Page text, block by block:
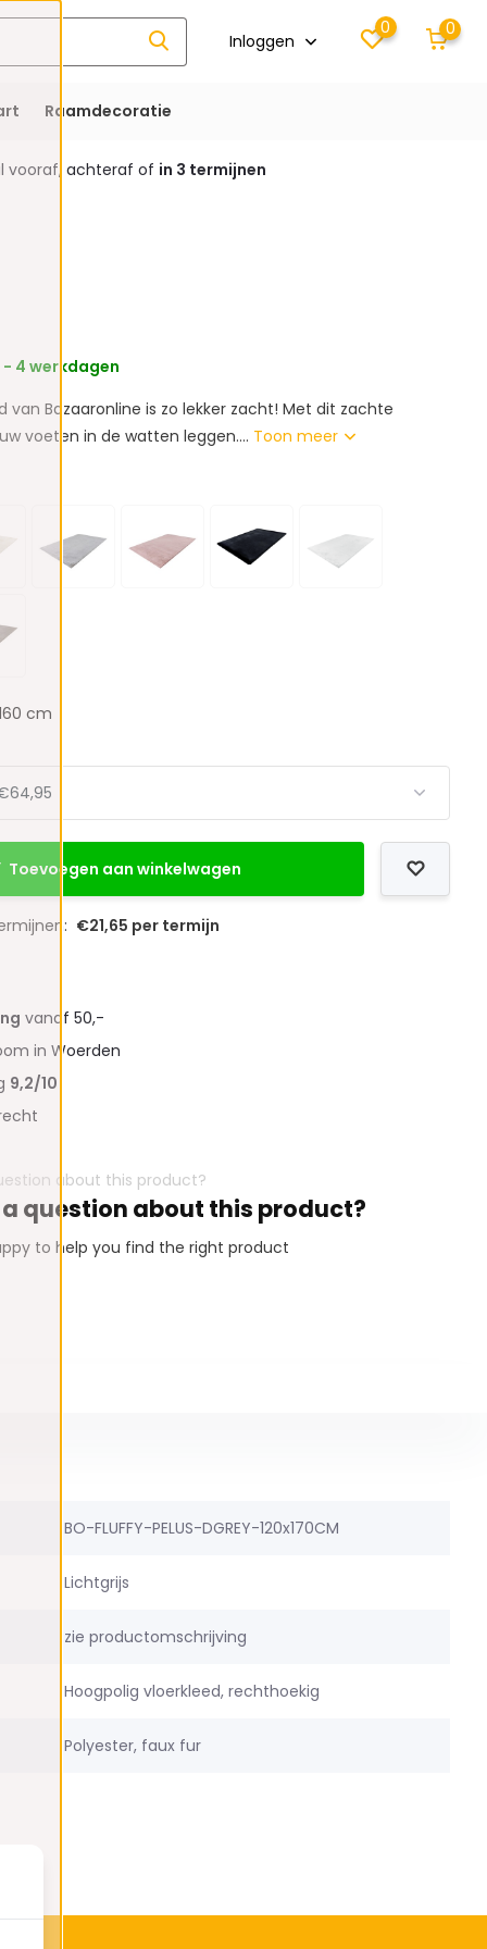
Inloggen
0 0
Raamdecoratie
vooraf, achteraf of in 3 termijnen
- 4 werkdagen
van Bazaaronline is zo lekker zacht! Met dit zachte
voeten in de watten leggen.... Toon meer
cm
Toevoegen aan winkelwagen
€21,65 per termijn
vanaf 50,-
in Woerden
9,2/10
a question about this product?
to help you find the right product
BO-FLUFFY-PELUS-DGREY-120x170CM
Lichtgrijs
zie productomschrijving
Hoogpolig vloerkleed, rechthoekig
Polyester, faux fur